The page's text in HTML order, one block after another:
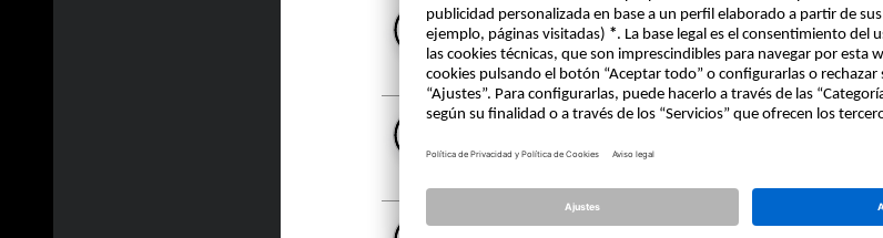
[Pregunta]Importación de atributos a Allplan a
21.04.2020 - 14:26- debbalbastre
CAD Ingeniería Attributes Atributos Excel XML
visual scripting in Allplan 2019
CAD Ingeniería Visual scripting
[Pregunta]TeKton3D